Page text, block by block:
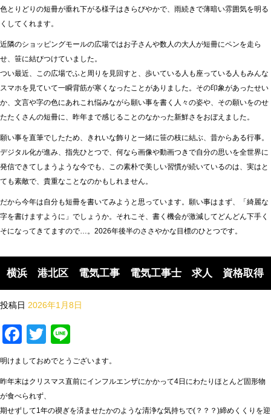
色とりどりの短冊が垂れ下がる様子はきらびやかで、雨続きで薄暗い雰囲気を明る
くしてくれます。
近隣のショッピングモールの広場ではお子さんや数人の大人が短冊にペンを走ら
せ、笹に結びつけていました。
つい最近、この広場でふと周りを見回すと、歩いている人も座っている人もみんな
スマホを見ていて一瞬背筋が寒くなったことがありました。その印象があったせい
か、文言や字の色にあれこれ悩みながら願い事を書く人々の姿や、その願いをのせ
たたくさんの短冊に、昨年まで感じることのなかった新鮮さをおぼえました。
願い事を直筆でしたため、きれいな飾りと一緒に笹の枝に結ぶ、昔からある行事。
デジタル化が進み、指先ひとつで、何なら画像や動画つきで自分の思いを全世界に
発信できてしまうような今でも、この素朴で美しい習慣が続いているのは、実はと
ても素敵で、貴重なことなのかもしれません。
だから今年は自分も短冊を書いてみようと思っています。願い事はまず、「綺麗な
字を書けますように」でしょうか。それこそ、書く機会が激減してどんどん下手く
そになってきてますので…。2026年後半のささやかな目標のひとつです。
横浜 港北区 電気工事 電気工事士 求人 資格取得
投稿日 2026年1月8日
Facebook
Twitter
明けましておめでとうございます。
昨年末はクリスマス直前にインフルエンザにかかって4日にわたりほとんど固形物
が食べられず、
期せずして1年の禊ぎを済ませたかのような清浄な気持ちで(？？？)締めくくりを迎